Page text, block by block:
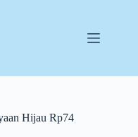
Hijau Rp74